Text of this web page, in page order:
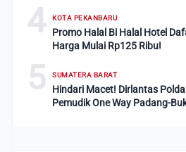
4 KOTA PEKANBARU
Promo Halal Bi Halal Hotel
Harga Mulai Rp125 Ribu!
5 SUMATERA BARAT
Hindari Macet! Dirlantas
Pemudik One Way Padang-